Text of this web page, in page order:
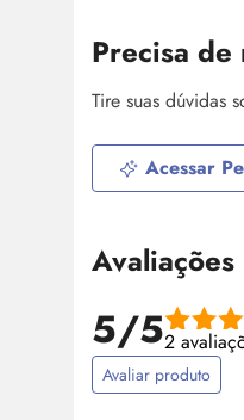
Precisa de
Tire suas dúvidas
Acessar
Avaliações
5/52
Avaliar produto